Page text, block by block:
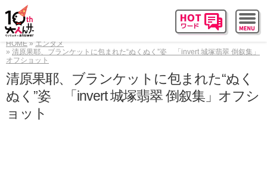
HOME
エンタメ
清原果耶、ブランケットに包まれた“ぬくぬく”姿 「invert 城塚翡翠 倒叙集」
オフショット
清原果耶、ブランケットに包まれた“ぬく
ぬく”姿 「invert 城塚翡翠 倒叙集」オフシ
ョット